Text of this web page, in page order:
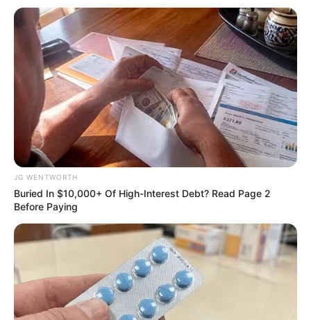
What This Snake Does—Experts Say You Can't
Unsee It
BUZZDAY
JG WENTWORTH
Buried In $10,000+ Of High-Interest Debt? Read Page 2
Before Paying